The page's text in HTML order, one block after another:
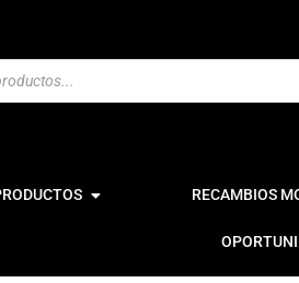
RECAMBIOS